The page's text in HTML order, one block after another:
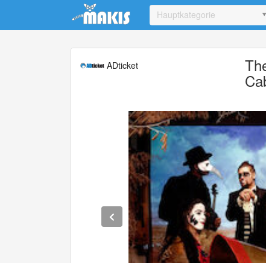
Update cookies preferences
Hauptkategorie
ADticket